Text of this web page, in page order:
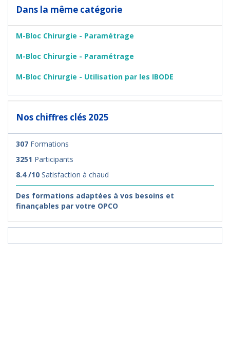
Dans la même catégorie
M-Bloc Chirurgie - Paramétrage
M-Bloc Chirurgie - Paramétrage
M-Bloc Chirurgie - Utilisation par les IBODE
Nos chiffres clés 2025
307 Formations
3251 Participants
8.4 /10 Satisfaction à chaud
Des formations adaptées à vos besoins et
finançables par votre OPCO